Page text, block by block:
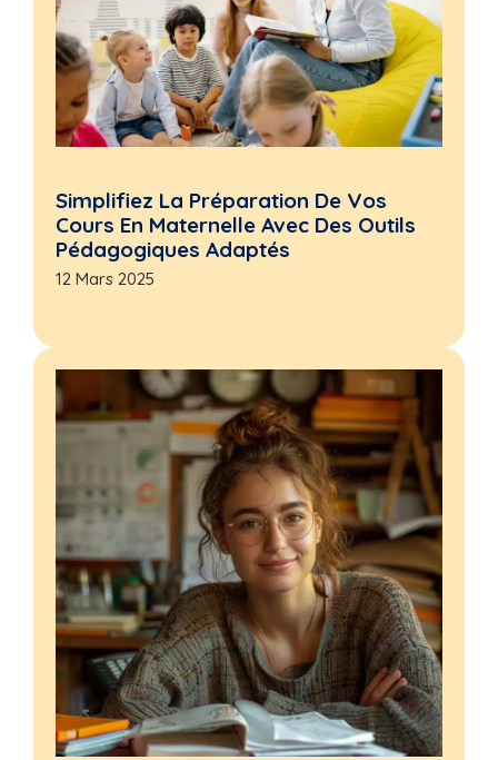
Simplifiez La Préparation De Vos
Cours En Maternelle Avec Des Outils
Pédagogiques Adaptés
12 Mars 2025